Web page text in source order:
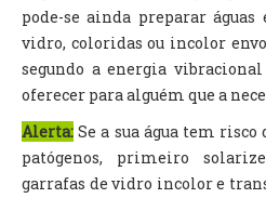
pode-se ainda preparar
vidro, coloridas ou incolor
segundo a energia vibracional
oferecer para alguém que a
Alerta: Se a sua água tem
patógenos, primeiro
garrafas de vidro incolor e